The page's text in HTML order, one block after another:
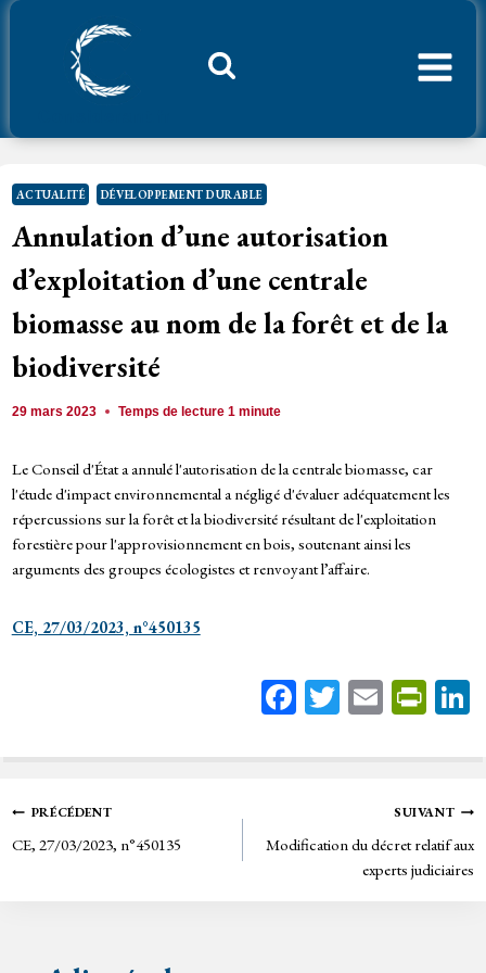
Aller
ACTUALITÉ DÉVELOPPEMENT DURABLE
Annulation d’une autorisation
d’exploitation d’une centrale
biomasse au nom de la forêt et de la
biodiversité
29 mars 2023 Temps de lecture1 minute
Le Conseil d'État a annulé l'autorisation de la centrale biomasse, car
l'étude d'impact environnemental a négligé d'évaluer adéquatement les
répercussions sur la forêt et la biodiversité résultant de l'exploitation
forestière pour l'approvisionnement en bois, soutenant ainsi les
arguments des groupes écologistes et renvoyant l’affaire.
CE, 27/03/2023, n°450135
Fa
bo
T
tt
E
ail
Pr
tF
rie
n
dl
Navigation
de
PRÉCÉDENT
CE, 27/03/2023, n°450135
SUIVANT
Modification du décret relatif aux
experts judiciaires